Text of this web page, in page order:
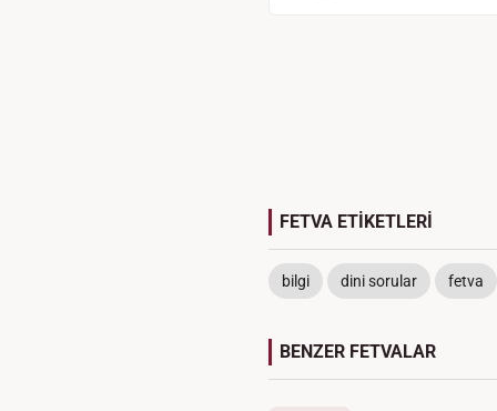
FETVA ETİKETLERİ
bilgi dini sorular fetva
BENZER FETVALAR